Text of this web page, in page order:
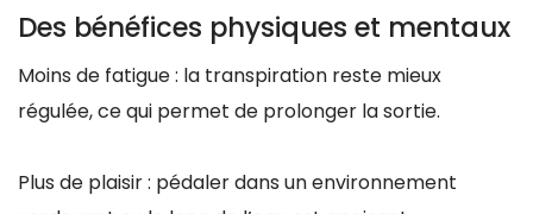
Des bénéfices physiques et mentaux
Moins de fatigue : la transpiration reste mieux
régulée, ce qui permet de prolonger la sortie.
Plus de plaisir : pédaler dans un environnement